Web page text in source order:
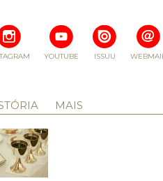
ISSUU
YOUTUBE
MAIS